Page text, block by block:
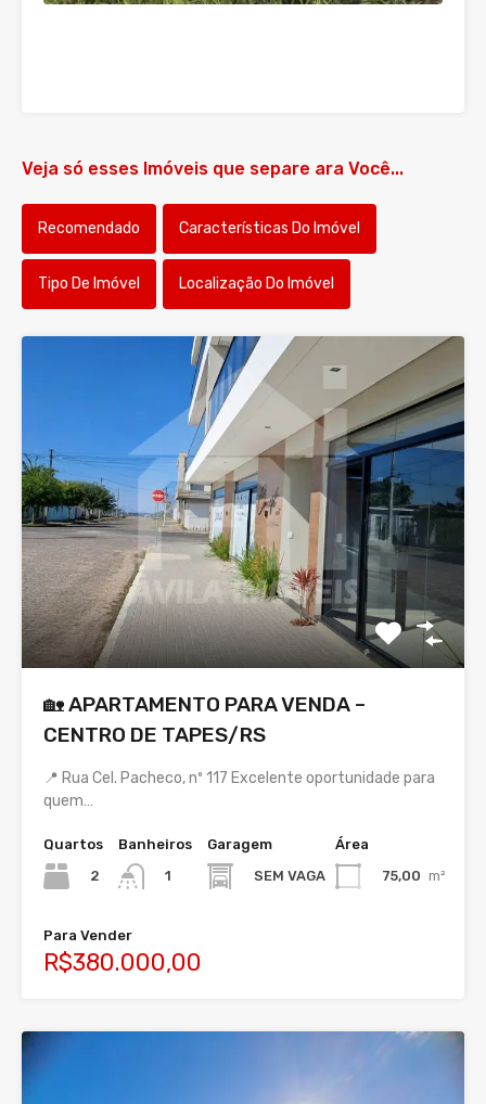
Veja só esses Imóveis que separe ara Você...
Recomendado Características Do Imóvel
Tipo De Imóvel Localização Do Imóvel
🏡 APARTAMENTO PARA VENDA –
CENTRO DE TAPES/RS
📍 Rua Cel. Pacheco, nº 117 Excelente oportunidade para
quem…
Quartos
2
Banheiros
1
Garagem
SEM VAGA
Área
75,00 m²
Para Vender
R$380.000,00